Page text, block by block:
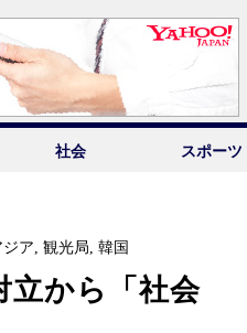
社会 スポーツ
ア,観光局,韓国
から「社会